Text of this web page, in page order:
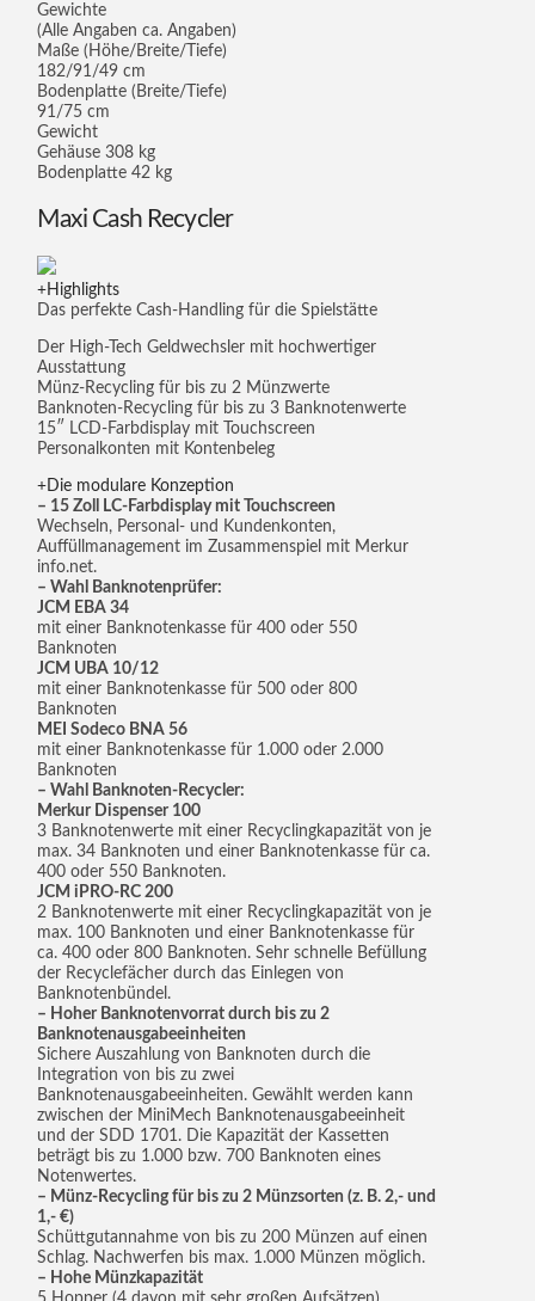
Gewichte
(Alle Angaben ca. Angaben)
Maße (Höhe/Breite/Tiefe)
182/91/49 cm
Bodenplatte (Breite/Tiefe)
91/75 cm
Gewicht
Gehäuse 308 kg
Bodenplatte 42 kg
Maxi Cash Recycler
Highlights
Das perfekte Cash-Handling für die Spielstätte
Der High-Tech Geldwechsler mit hochwertiger
Ausstattung
Münz-Recycling für bis zu 2 Münzwerte
Banknoten-Recycling für bis zu 3 Banknotenwerte
15″ LCD-Farbdisplay mit Touchscreen
Personalkonten mit Kontenbeleg
Die modulare Konzeption
– 15 Zoll LC-Farbdisplay mit Touchscreen
Wechseln, Personal- und Kundenkonten,
Auffüllmanagement im Zusammenspiel mit Merkur
info.net.
– Wahl Banknotenprüfer:
JCM EBA 34
mit einer Banknotenkasse für 400 oder 550
Banknoten
JCM UBA 10/12
mit einer Banknotenkasse für 500 oder 800
Banknoten
MEI Sodeco BNA 56
mit einer Banknotenkasse für 1.000 oder 2.000
Banknoten
– Wahl Banknoten-Recycler:
Merkur Dispenser 100
3 Banknotenwerte mit einer Recyclingkapazität von je
max. 34 Banknoten und einer Banknotenkasse für ca.
400 oder 550 Banknoten.
JCM iPRO-RC 200
2 Banknotenwerte mit einer Recyclingkapazität von je
max. 100 Banknoten und einer Banknotenkasse für
ca. 400 oder 800 Banknoten. Sehr schnelle Befüllung
der Recyclefächer durch das Einlegen von
Banknotenbündel.
– Hoher Banknotenvorrat durch bis zu 2
Banknotenausgabeeinheiten
Sichere Auszahlung von Banknoten durch die
Integration von bis zu zwei
Banknotenausgabeeinheiten. Gewählt werden kann
zwischen der MiniMech Banknotenausgabeeinheit
und der SDD 1701. Die Kapazität der Kassetten
beträgt bis zu 1.000 bzw. 700 Banknoten eines
Notenwertes.
– Münz-Recycling für bis zu 2 Münzsorten (z. B. 2,- und
1,- €)
Schüttgutannahme von bis zu 200 Münzen auf einen
Schlag. Nachwerfen bis max. 1.000 Münzen möglich.
– Hohe Münzkapazität